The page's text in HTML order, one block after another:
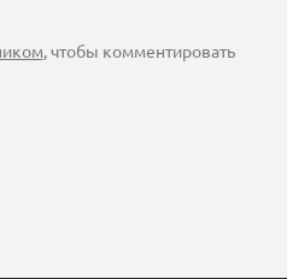
, чтобы комментировать